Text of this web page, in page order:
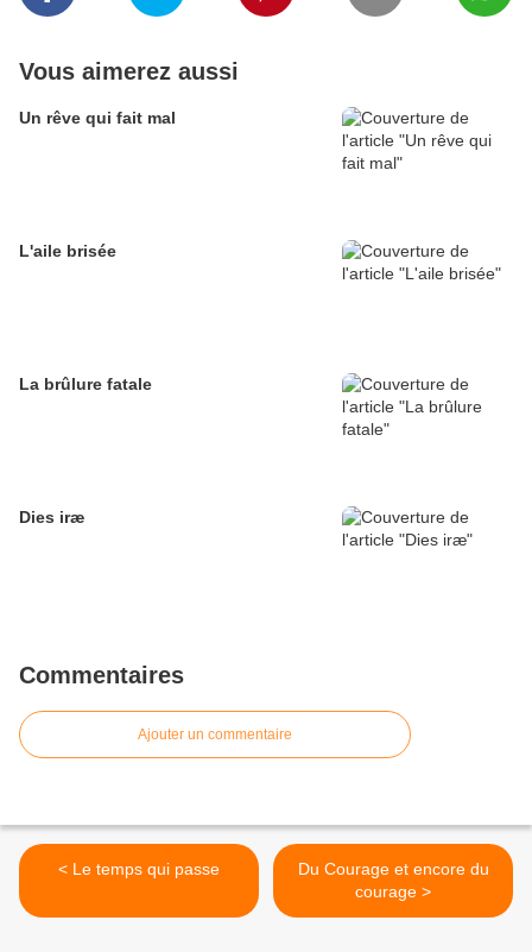
Vous aimerez aussi
Un rêve qui fait mal
L'aile brisée
La brûlure fatale
Dies iræ
Commentaires
Ajouter un commentaire
< Le temps qui passe
Du Courage et encore du
courage >